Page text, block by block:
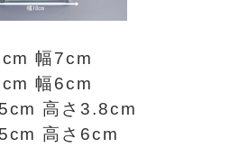
幅7cm
幅6cm
高さ3.8cm
高さ6cm